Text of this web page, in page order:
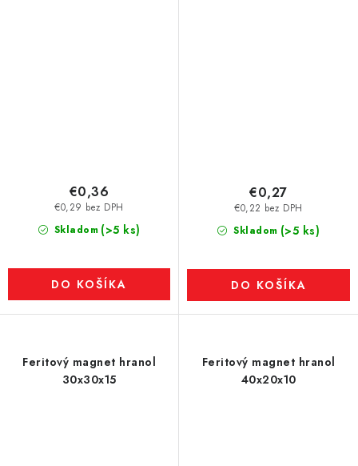
Skladom (>5 ks)
€0,29 bez DPH
€0,36
DO KOŠÍKA
Skladom (>5 ks)
€0,22 bez DPH
€0,27
DO KOŠÍKA
Feritový magnet hranol
30x30x15
Feritový magnet hranol
40x20x10